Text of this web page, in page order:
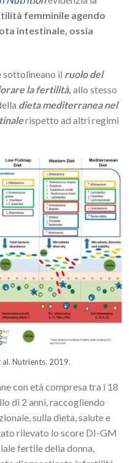
femminile agendo
intestinale, ossia
sottolineano il ruolo del
la fertilità,allo stesso
dieta mediterranea nel
rispetto ad altri regimi
al. Nutrients. 2019.
con età compresa tra i 18
di 2 anni, raccogliendo
sulla dieta, salute e
rilevato lo score DI-GM
fertile della donna,